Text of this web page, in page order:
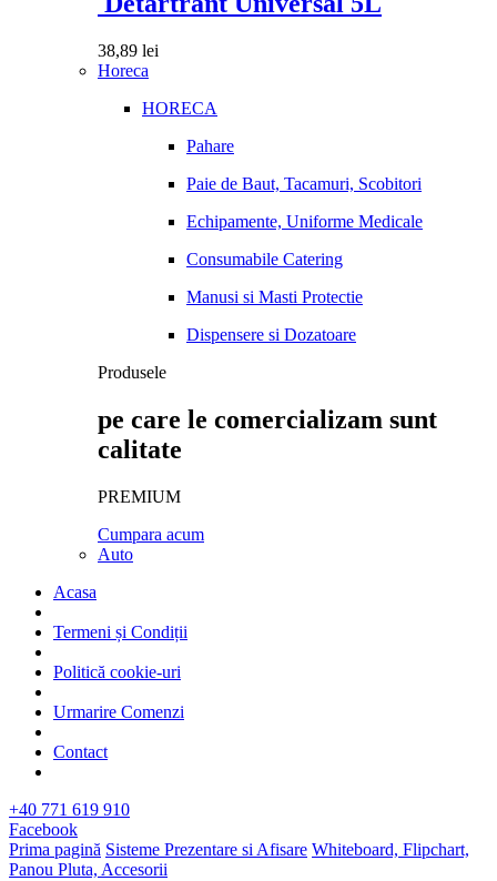
38,89 lei
Horeca
HORECA
Pahare
Paie de Baut, Tacamuri, Scobitori
Echipamente, Uniforme Medicale
Consumabile Catering
Manusi si Masti Protectie
Dispensere si Dozatoare
Produsele
pe care le comercializam sunt
calitate
PREMIUM
Cumpara acum
Auto
Acasa
Termeni și Condiții
Politică cookie-uri
Urmarire Comenzi
Contact
+40 771 619 910
Facebook
Prima pagină Sisteme Prezentare si Afisare Whiteboard, Flipchart,
Panou Pluta, Accesorii